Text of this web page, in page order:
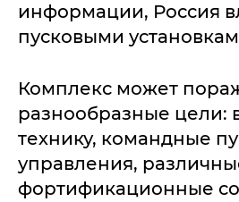
информации, Россия
пусковыми
Комплекс может
разнообразные цели:
технику, командные
управления,
фортификационные